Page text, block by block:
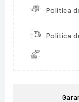
Política
Política